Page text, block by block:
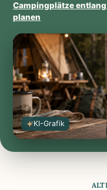
KI-Grafik
iOS
App
Store
öffnen
Campingplätze
planen